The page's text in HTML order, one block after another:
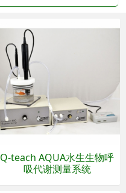
Q-teach AQUA水生生物呼
吸代谢测量系统